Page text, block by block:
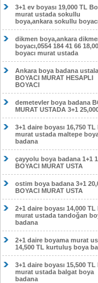
3+1 ev boyası 19,000 TL
murat ustada sokullu
boya,ankara sokullu
dikmen boya,ankara
boyacı,0554 184 41 66
boyacı murat ustada
Ankara boya badana
BOYACI MURAT HESAPLI
BOYACI
demetevler boya badana
MURAT USTADA 3+1
3+1 daire boyası 16,750 TL
murat ustada maltepe
badana
çayyolu boya badana 1+1
BOYACI MURAT USTA
ostim boya badana 3+1
BOYACI MURAT USTA
2+1 daire boyası 14,000 TL
murat ustada tandoğan
badana
2+1 daire boyama murat
14,500 TL kurtuluş boya
3+1 daire boyası 15,500 TL
murat ustada balgat boya
badana